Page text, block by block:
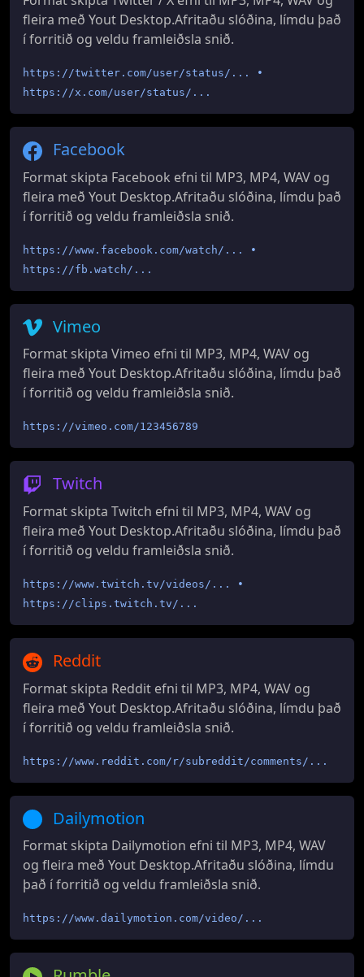
fleira með Yout Desktop.Afritaðu slóðina, límdu það
í forritið og veldu framleiðsla snið.
https://twitter.com/user/status/... •
https://x.com/user/status/...
Facebook
Format skipta Facebook efni til MP3, MP4, WAV og
fleira með Yout Desktop.Afritaðu slóðina, límdu það
í forritið og veldu framleiðsla snið.
https://www.facebook.com/watch/... •
https://fb.watch/...
Vimeo
Format skipta Vimeo efni til MP3, MP4, WAV og
fleira með Yout Desktop.Afritaðu slóðina, límdu það
í forritið og veldu framleiðsla snið.
https://vimeo.com/123456789
Twitch
Format skipta Twitch efni til MP3, MP4, WAV og
fleira með Yout Desktop.Afritaðu slóðina, límdu það
í forritið og veldu framleiðsla snið.
https://www.twitch.tv/videos/... •
https://clips.twitch.tv/...
Reddit
Format skipta Reddit efni til MP3, MP4, WAV og
fleira með Yout Desktop.Afritaðu slóðina, límdu það
í forritið og veldu framleiðsla snið.
https://www.reddit.com/r/subreddit/comments/...
Dailymotion
Format skipta Dailymotion efni til MP3, MP4, WAV
og fleira með Yout Desktop.Afritaðu slóðina, límdu
það í forritið og veldu framleiðsla snið.
https://www.dailymotion.com/video/...